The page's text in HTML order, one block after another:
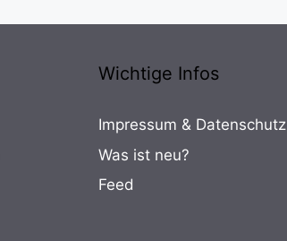
Wichtige Infos
Impressum & Datenschutz
Was ist neu?
Feed